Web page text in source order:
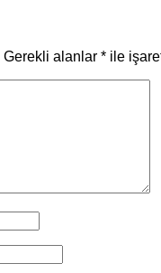
Gerekli alanlar * ile